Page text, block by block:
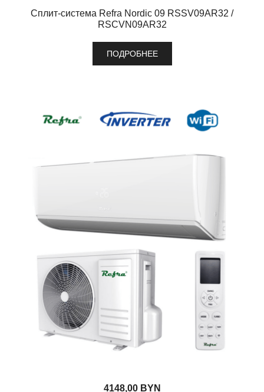
Сплит-система Refra Nordic 09 RSSV09AR32 /
RSCVN09AR32
ПОДРОБНЕЕ
4148,00 BYN